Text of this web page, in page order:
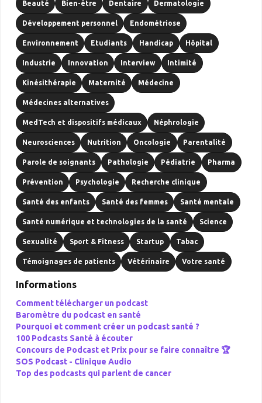
Beauté Bien-être Dentaire Dermatologie
Développement personnel Endométriose
Environnement Etudiants Handicap Hôpital
Industrie Innovation Interview Intimité
Kinésithérapie Maternité Médecine
Médecines alternatives
MedTech et dispositifs médicaux Néphrologie
Neurosciences Nutrition Oncologie Parentalité
Parole de soignants Pathologie Pédiatrie Pharma
Prévention Psychologie Recherche clinique
Santé des enfants Santé des femmes Santé mentale
Santé numérique et technologies de la santé Science
Sexualité Sport & Fitness Startup Tabac
Témoignages de patients Vétérinaire Votre santé
Informations
Comment télécharger un podcast
Baromètre du podcast en santé
Pourquoi et comment créer un podcast santé ?
100 Podcasts Santé à écouter
Concours de Podcast et Prix pour se faire connaître 🏆
SOS Podcast - Clinique Audio
Top des podcasts qui parlent de cancer